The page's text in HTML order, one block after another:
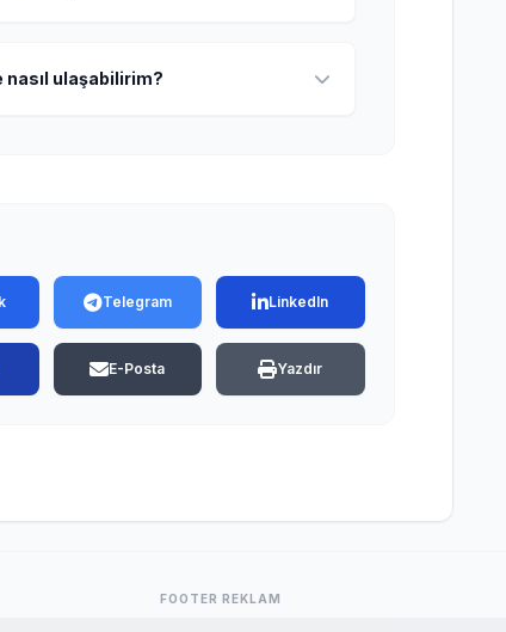
ulaşabilirim?
Telegram LinkedIn
E-Posta Yazdır
FOOTER REKLAM